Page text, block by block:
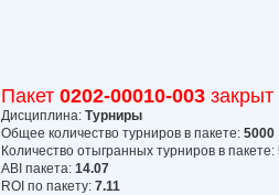
Пакет 0202-00010-003
Дисциплина: Турниры
Общее количество турниров в пакете: 5000
Количество отыгранных турниров в пакете:
АBI пакета: 14.07
ROI по пакету: 7.11